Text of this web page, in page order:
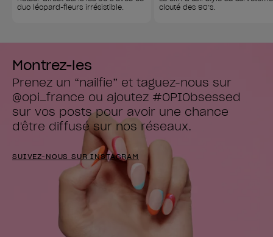
duo léopard-fleurs irrésistible.
clouté des 90’s.
Montrez-les
Prenez un “nailfie” et taguez-nous sur
@opi_france ou ajoutez #OPIObsessed
sur vos posts pour avoir une chance
d'être diffusé sur nos réseaux.
SUIVEZ-NOUS SUR INSTAGRAM